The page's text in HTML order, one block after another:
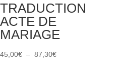
TRADUCTION
ACTE DE
MARIAGE
45,00€ – 87,30€Plage